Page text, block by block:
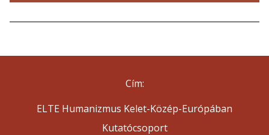
Cím:
ELTE Humanizmus Kelet-Közép-Európában
Kutatócsoport